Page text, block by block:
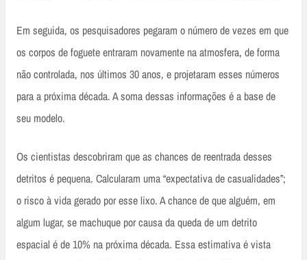
Em seguida, os pesquisadores pegaram o número de vezes em que
os corpos de foguete entraram novamente na atmosfera, de forma
não controlada, nos últimos 30 anos, e projetaram esses números
para a próxima década. A soma dessas informações é a base de
seu modelo.
Os cientistas descobriram que as chances de reentrada desses
detritos é pequena. Calcularam uma “expectativa de casualidades”;
o risco à vida gerado por esse lixo. A chance de que alguém, em
algum lugar, se machuque por causa da queda de um detrito
espacial é de 10% na próxima década. Essa estimativa é vista